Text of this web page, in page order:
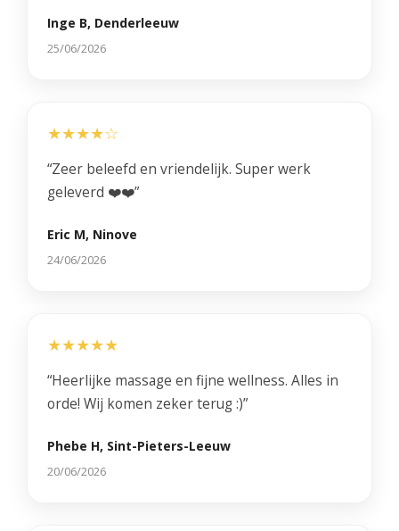
Inge B, Denderleeuw
25/06/2026
★★★★☆
“Zeer beleefd en vriendelijk. Super werk
geleverd ❤️❤️”
Eric M, Ninove
24/06/2026
★★★★★
“Heerlijke massage en fijne wellness. Alles in
orde! Wij komen zeker terug :)”
Phebe H, Sint-Pieters-Leeuw
20/06/2026